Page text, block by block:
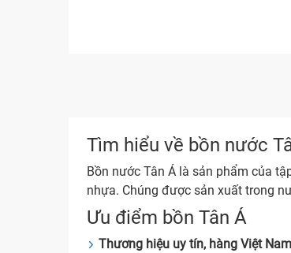
Tìm hiểu về bồn nước
Bồn nước Tân Á là sản phẩm của
nhựa. Chúng được sản xuất trong
Ưu điểm bồn Tân Á
Thương hiệu uy tín, hàng Việt